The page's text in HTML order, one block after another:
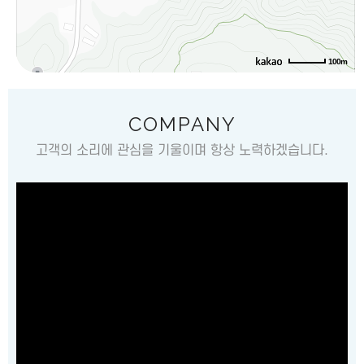
100m
COMPANY
고객의 소리에 관심을 기울이며 항상 노력하겠습니다.